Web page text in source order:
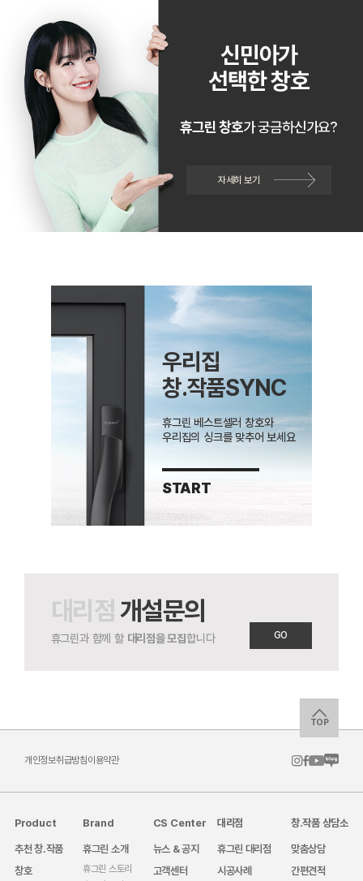
신민아가
선택한 창호
휴그린 창호가 궁금하신가요?
자세히 보기
우리집
창.작품SYNC
휴그린 베스트셀러 창호와
우리집의 싱크를 맞추어 보세요
START
대리점개설문의
휴그린과 함께 할 대리점을 모집합니다 GO
TOP
개인정보취급방침이용약관
Product
추천 창.작품
창호
Brand
휴그린 소개
휴그린 스토리
CS Center
뉴스 & 공지
고객센터
대리점
휴그린 대리점
시공사례
창.작품 상담소
맞춤상담
간편견적